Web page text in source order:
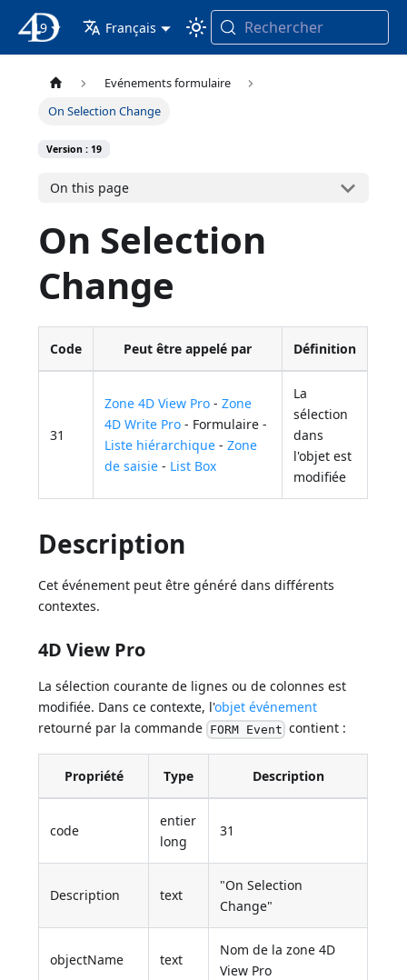
4D Documentation
19 Français Rechercher
Evénements formulaire
On Selection Change
Version : 19
On this page
On Selection
Change
Code Peut être appelé par Définition
31
Zone 4D View Pro -Zone
4D Write Pro - Formulaire -
Liste hiérarchique -Zone
de saisie - List Box
La
sélection
dans
l'objet est
modifiée
Description
Cet événement peut être généré dans différents
contextes.
4D View Pro
La sélection courante de lignes ou de colonnes est
modifiée. Dans ce contexte, l'objet événement
retourné par la commande FORM Event contient :
Propriété Type Description
code
entier
long
31
Description text
"On Selection
Change"
objectName text
Nom de la zone 4D
View Pro